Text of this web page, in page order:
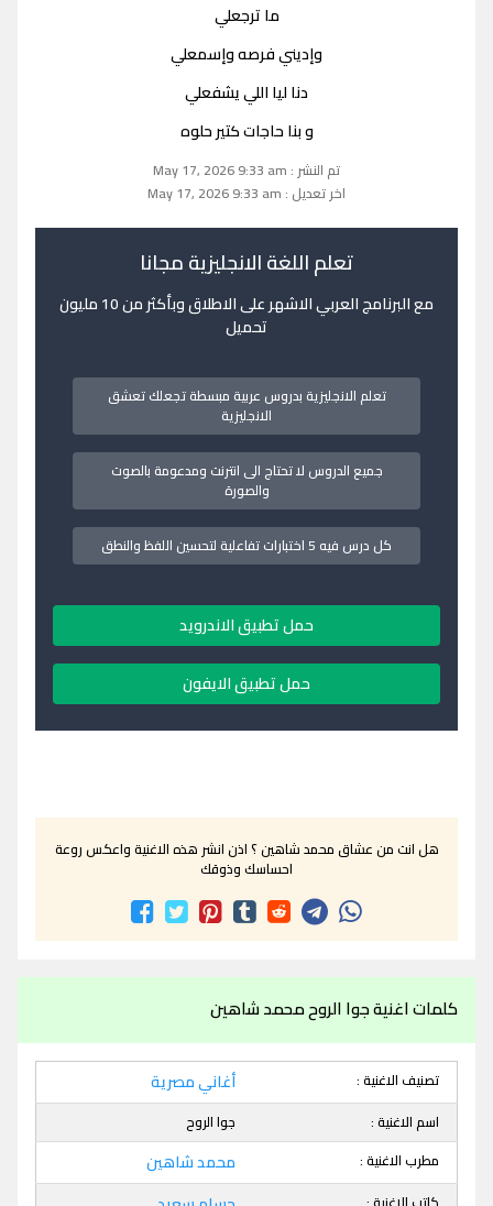
ما ترجعلي
وإديني فرصه وإسمعلي
دنا ليا اللي يشفعلي
و بنا حاجات كتير حلوه
تم النشر : May 17, 2026 9:33 am
اخر تعديل : May 17, 2026 9:33 am
تعلم اللغة الانجليزية مجانا
مع البرنامج العربي الاشهر على الاطلاق وبأكثر من 10 مليون
تحميل
تعلم الانجليزية بدروس عربية مبسطة تجعلك تعشق
الانجليزية
جميع الدروس لا تحتاج الى انترنت ومدعومة بالصوت
والصورة
كل درس فيه 5 اختبارات تفاعلية لتحسين اللفظ والنطق
حمل تطبيق الاندرويد
حمل تطبيق الايفون
هل انت من عشاق محمد شاهين ؟ اذن انشر هذه الاغنية واعكس روعة
احساسك وذوقك
كلمات اغنية جوا الروح محمد شاهين
تصنيف الاغنية : أغاني مصرية
اسم الاغنية :
جوا الروح
مطرب الاغنية :
محمد شاهين